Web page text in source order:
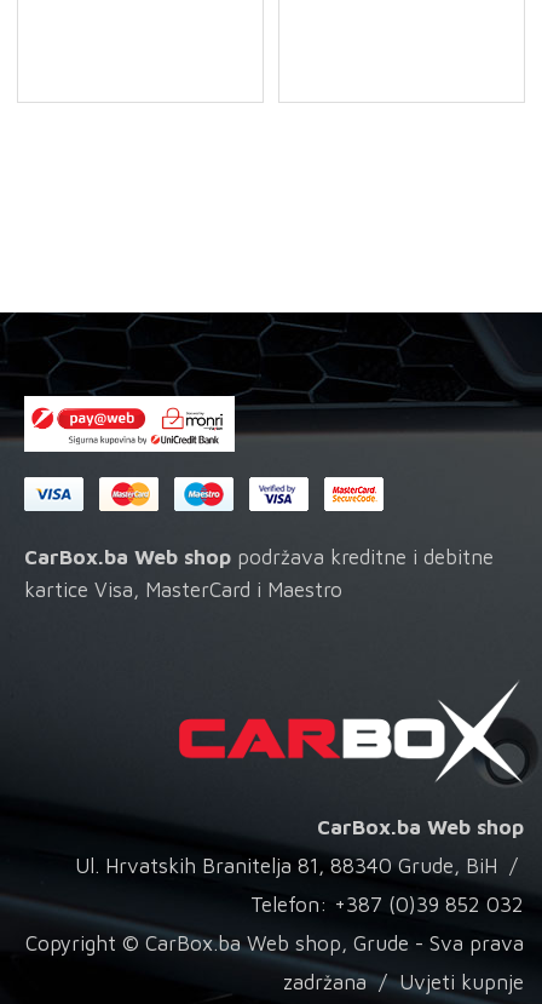
ADDITIVE
količina
CarBox.ba Web shop podržava kreditne i debitne
kartice Visa, MasterCard i Maestro
CarBox.ba Web shop
Ul. Hrvatskih Branitelja 81, 88340 Grude, BiH /
Telefon: +387 (0)39 852 032
Copyright © CarBox.ba Web shop, Grude - Sva prava
zadržana /Uvjeti kupnje